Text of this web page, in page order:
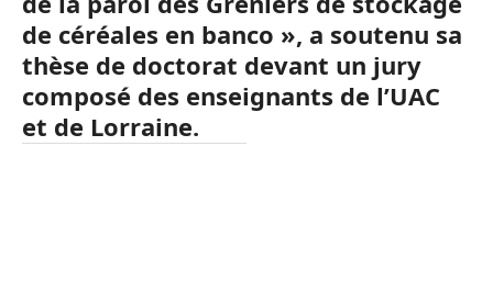
de céréales en banco », a soutenu sa
thèse de doctorat devant un jury
composé des enseignants de l’UAC
et de Lorraine.